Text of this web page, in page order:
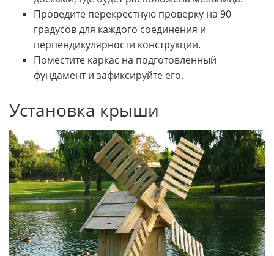
Проведите перекрестную проверку на 90
градусов для каждого соединения и
перпендикулярности конструкции.
Поместите каркас на подготовленный
фундамент и зафиксируйте его.
Установка крыши